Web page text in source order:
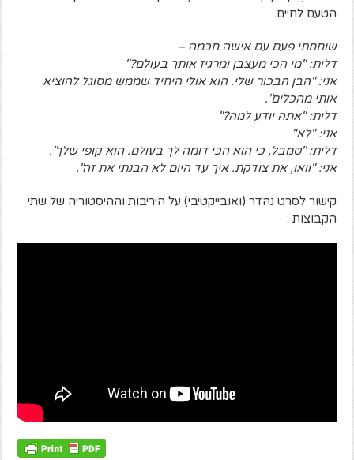
הטעם לחיים.
שוחחתי פעם עם אישה חכמה –
דלית: "מי הכי מעצבן ומרגיז אותך בעולם?"
אני: "הבן הבכור שלי. הוא אולי היחיד שממש מסוגל להוציא
אותי מהכלים".
דלית: "אתה יודע למה?"
אני: "לא"
דלית: "טמבל, כי הוא הכי דומה לך בעולם. הוא קופי שלך".
אני: "וואו, את צודקת. איך עד היום לא הבנתי את זה".
קישור לסרט נהדר (ואובייקטיבי) על היריבות וההיסטוריה של שתי
הקבוצות :